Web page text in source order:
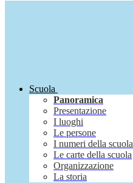
Scuola
Panoramica
Presentazione
I luoghi
Le persone
I numeri della scuola
Le carte della scuola
Organizzazione
La storia